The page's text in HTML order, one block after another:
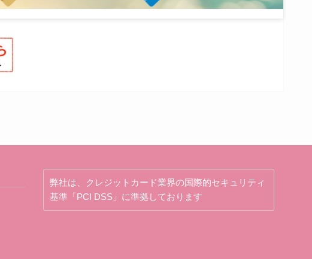
弊社は、クレジットカード業界の国際的セキュリティ
基準「PCI DSS」に準拠しております